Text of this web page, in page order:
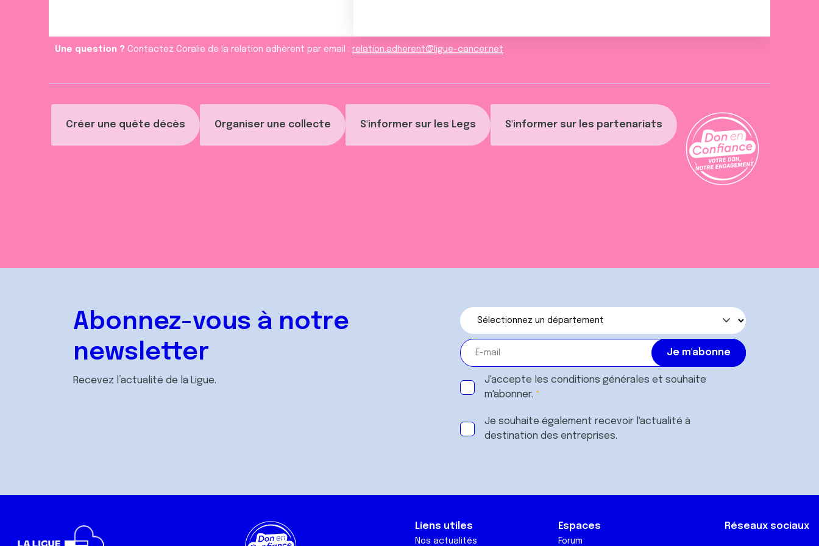
Créer une quête décès Organiser une collecte S'informer sur les Legs S'informer sur les partenariats
Une question ? Contactez Coralie de la relation adhèrent par email : relation.adherent@ligue-cancer.net
Abonnez-vous à notre
newsletter
Recevez l’actualité de la Ligue. J'accepte les conditions générales et souhaite
m'abonner.
Je souhaite également recevoir l'actualité à
destination des entreprises.
Liens utiles
Nos actualités
Espaces
Forum
Réseaux sociaux